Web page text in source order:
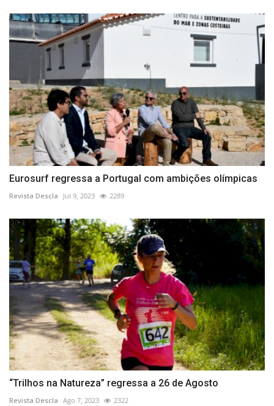
Eurosurf regressa a Portugal com ambições olímpicas
Revista Descla Jul 9, 2023 2289
“Trilhos na Natureza” regressa a 26 de Agosto
Revista Descla Ago 7, 2023 2322